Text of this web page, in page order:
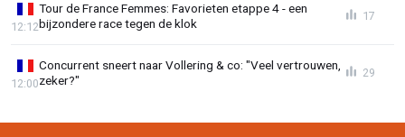
Tour de France Femmes: Favorieten etappe 4 - een
bijzondere race tegen de klok
12:12
17
Concurrent sneert naar Vollering & co: "Veel vertrouwen,
zeker?"
12:00
29